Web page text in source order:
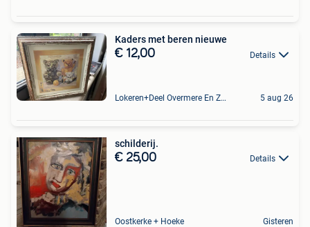
Kaders met beren nieuwe
€ 12,00 Details
Lokeren+Deel Overmere En Zele 5 aug 26
schilderij.
€ 25,00 Details
Oostkerke + Hoeke Gisteren